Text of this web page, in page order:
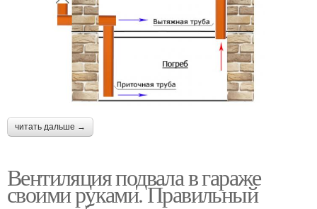
читать дальше →
Вентиляция подвала в гараже
своими руками. Правильный